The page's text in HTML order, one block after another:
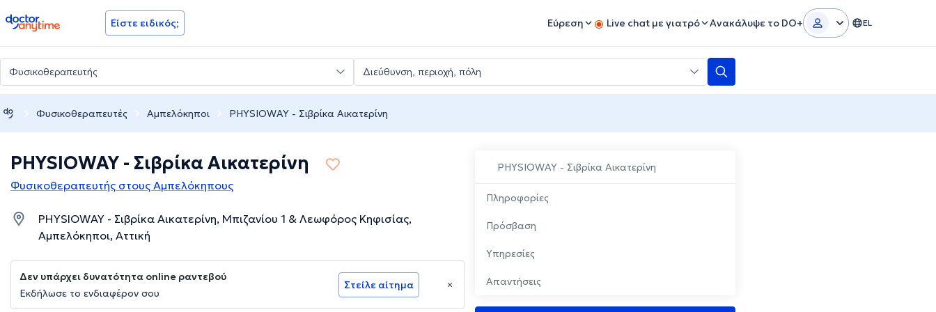
doctoranytime Είστε ειδικός; Εύρεση Live chat με γιατρό Ανακάλυψε το DO+ EL
Φυσικοθεραπευτές Αμπελόκηποι PHYSIOWAY - Σιβρίκα Αικατερίνη
PHYSIOWAY - Σιβρίκα Αικατερίνη
Πληροφορίες
Πρόσβαση
Υπηρεσίες
Απαντήσεις
PHYSIOWAY - Σιβρίκα Αικατερίνη
Φυσικοθεραπευτής στους Αμπελόκηπους
PHYSIOWAY - Σιβρίκα Αικατερίνη, Μπιζανίου 1 & Λεωφόρος Κηφισίας,
Αμπελόκηποι, Αττική
Δεν υπάρχει δυνατότητα online ραντεβού
Εκδήλωσε το ενδιαφέρον σου
Στείλε αίτημα